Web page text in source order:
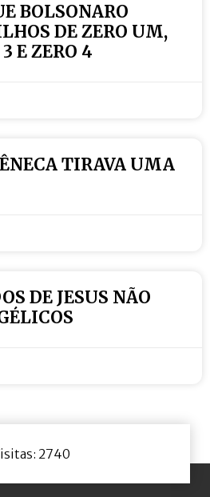
BOLSONARO
DE ZERO UM,
E ZERO 4
TIRAVA UMA
DE JESUS NÃO
2740